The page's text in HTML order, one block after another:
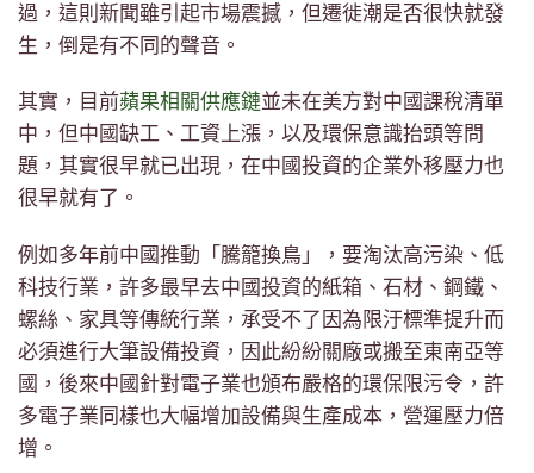
過，這則新聞雖引起市場震撼，但遷徙潮是否很快就發
生，倒是有不同的聲音。
其實，目前蘋果相關供應鏈並未在美方對中國課稅清單
中，但中國缺工、工資上漲，以及環保意識抬頭等問
題，其實很早就已出現，在中國投資的企業外移壓力也
很早就有了。
例如多年前中國推動「騰籠換鳥」，要淘汰高污染、低
科技行業，許多最早去中國投資的紙箱、石材、鋼鐵、
螺絲、家具等傳統行業，承受不了因為限汙標準提升而
必須進行大筆設備投資，因此紛紛關廠或搬至東南亞等
國，後來中國針對電子業也頒布嚴格的環保限污令，許
多電子業同樣也大幅增加設備與生產成本，營運壓力倍
增。